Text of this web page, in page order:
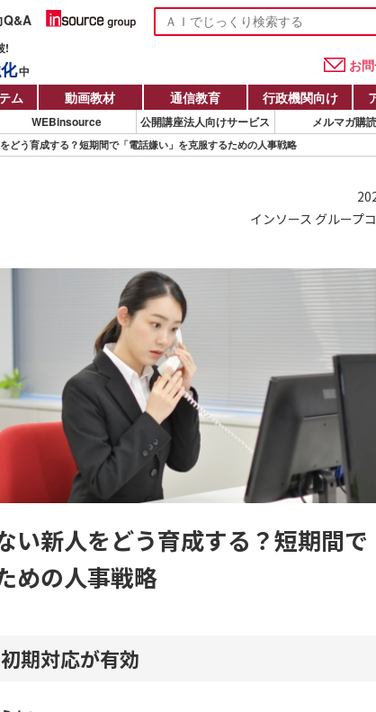
Q&A
!
中 お
ム 動画教材 通信教育 行政機関向け
WEBinsource 公開講座法人向けサービス メルマガ購
どう育成する？短期間で「電話嫌い」を克服するための人事戦略
インソース グループ
い新人をどう育成する？短期間
めの人事戦略
期対応が有効